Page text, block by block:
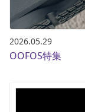
2026.05.29
OOFOS特集